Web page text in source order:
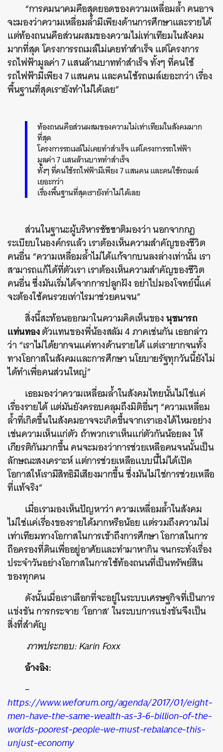
“การคมนาคมคือสุดยอดของความเหลื่อมล้ำ คนอาจ
จะมองว่าความเหลื่อมล้ำมีเพียงด้านการศึกษาและรายได้
แต่ท้องถนนคือส่วนผสมของความไม่เท่าเทียมในสังคม
มากที่สุด โครงการรถเมล์ไม่เคยทำสำเร็จ แต่โครงการ
รถไฟฟ้ามูลค่า 7 แสนล้านบาททำสำเร็จ ทั้งๆ ที่คนใช้
รถไฟฟ้ามีเพียง 7 แสนคน และคนใช้รถเมล์เยอะกว่า เรื่อง
พื้นฐานที่สุดเรายังทำไม่ได้เลย”
ท้องถนนคือส่วนผสมของความไม่เท่าเทียมในสังคมมาก
ที่สุด
โครงการรถเมล์ไม่เคยทำสำเร็จ แต่โครงการรถไฟฟ้า
มูลค่า 7 แสนล้านบาททำสำเร็จ
ทั้งๆ ที่คนใช้รถไฟฟ้ามีเพียง 7 แสนคน และคนใช้รถเมล์
เยอะกว่า
เรื่องพื้นฐานที่สุดเรายังทำไม่ได้เลย
ส่วนในฐานะผู้บริหารชัชชาติมองว่า นอกจากกฎ
ระเบียบในองค์กรแล้ว เราต้องเห็นความสำคัญของชีวิต
คนอื่น “ความเหลื่อมล้ำไม่ได้แก้จากบนลงล่างเท่านั้น เรา
สามารถแก้ได้ที่ตัวเรา เราต้องเห็นความสำคัญของชีวิต
คนอื่น ซึ่งมันเริ่มได้จากการปลูกฝัง อย่าไปมองโจทย์นี้แค่
จะต้องใช้คนรวยเท่าไรมาช่วยคนจน”
สิ่งนี้สะท้อนออกมาในความคิดเห็นของนุชนารถ
แท่นทองตัวแทนของพี่น้องสลัม 4 ภาคเช่นกัน เธอกล่าว
ว่า “เราไม่ได้ยากจนแค่ทางด้านรายได้ แต่เรายากจนทั้ง
ทางโอกาสในสังคมและการศึกษา นโยบายรัฐทุกวันนี้ยังไม่
ได้ทำเพื่อคนส่วนใหญ่”
เธอมองว่าความเหลื่อมล้ำในสังคมไทยนั้นไม่ใช่แค่
เรื่องรายได้ แต่มันยังครอบคลุมถึงมิติอื่นๆ “ความเหลื่อม
ล้ำที่เกิดขึ้นในสังคมอาจจะเกิดขึ้นจากเราเองได้ไหมอย่าง
เช่นความเห็นแก่ตัว ถ้าพวกเราเห็นแก่ตัวกันน้อยลง ให้
เกียรติกันมากขึ้น คนจะมองว่าการช่วยเหลือคนจนนั้นเป็น
ลักษณะสงเคราะห์ แต่การช่วยเหลือแบบนี้ไม่ได้เปิด
โอกาสให้เรามีสิทธิมีเสียงมากขึ้น ซึ่งมันไม่ใช่การช่วยเหลือ
ที่แท้จริง”
เมื่อเรามองเห็นปัญหาว่า ความเหลื่อมล้ำในสังคม
ไม่ใช่แค่เรื่องของรายได้มากหรือน้อย แต่รวมถึงความไม่
เท่าเทียมทางโอกาสในการเข้าถึงการศึกษา โอกาสในการ
ถือครองที่ดินเพื่ออยู่อาศัยและทำมาหากิน จนกระทั่งเรื่อง
ประจำวันอย่างโอกาสในการใช้ท้องถนนที่เป็นทรัพย์สิน
ของทุกคน
ดังนั้นเมื่อเราเลือกที่จะอยู่ในระบบเศรษฐกิจที่เป็นการ
แข่งขัน การกระจาย ‘โอกาส’ ในระบบการแข่งขันจึงเป็น
สิ่งที่สำคัญ
ภาพประกอบ: Karin Foxx
อ้างอิง:
–
https://www.weforum.org/agenda/2017/01/eight-
men-have-the-same-wealth-as-3-6-billion-of-the-
worlds-poorest-people-we-must-rebalance-this-
unjust-economy